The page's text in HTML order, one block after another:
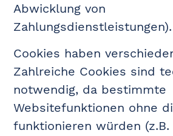
Abwicklung von
Zahlungsdienstleistungen).
Cookies haben
Zahlreiche Cookies sind
notwendig, da bestimmte
Websitefunktionen ohne
funktionieren würden (z.B.